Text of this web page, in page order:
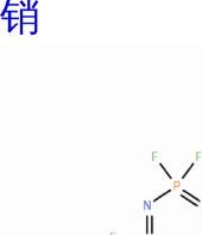
销